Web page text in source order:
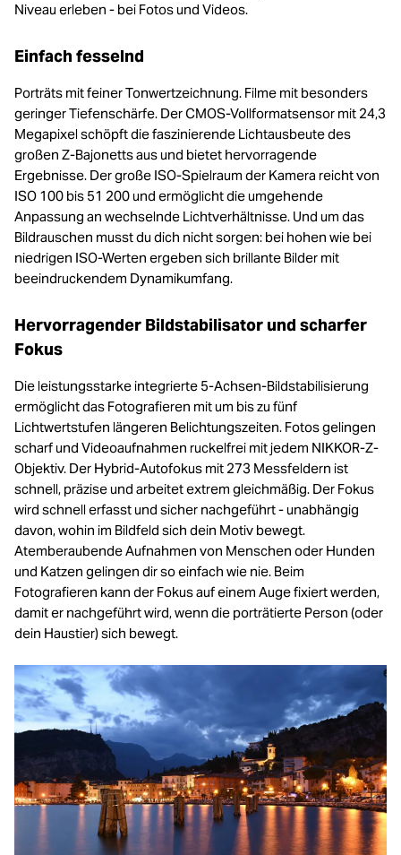
Niveau erleben - bei Fotos und Videos.
Einfach fesselnd
Porträts mit feiner Tonwertzeichnung. Filme mit besonders
geringer Tiefenschärfe. Der CMOS-Vollformatsensor mit 24,3
Megapixel schöpft die faszinierende Lichtausbeute des
großen Z-Bajonetts aus und bietet hervorragende
Ergebnisse. Der große ISO-Spielraum der Kamera reicht von
ISO 100 bis 51 200 und ermöglicht die umgehende
Anpassung an wechselnde Lichtverhältnisse. Und um das
Bildrauschen musst du dich nicht sorgen: bei hohen wie bei
niedrigen ISO-Werten ergeben sich brillante Bilder mit
beeindruckendem Dynamikumfang.
Hervorragender Bildstabilisator und scharfer
Fokus
Die leistungsstarke integrierte 5-Achsen-Bildstabilisierung
ermöglicht das Fotografieren mit um bis zu fünf
Lichtwertstufen längeren Belichtungszeiten. Fotos gelingen
scharf und Videoaufnahmen ruckelfrei mit jedem NIKKOR-Z-
Objektiv. Der Hybrid-Autofokus mit 273 Messfeldern ist
schnell, präzise und arbeitet extrem gleichmäßig. Der Fokus
wird schnell erfasst und sicher nachgeführt - unabhängig
davon, wohin im Bildfeld sich dein Motiv bewegt.
Atemberaubende Aufnahmen von Menschen oder Hunden
und Katzen gelingen dir so einfach wie nie. Beim
Fotografieren kann der Fokus auf einem Auge fixiert werden,
damit er nachgeführt wird, wenn die porträtierte Person (oder
dein Haustier) sich bewegt.